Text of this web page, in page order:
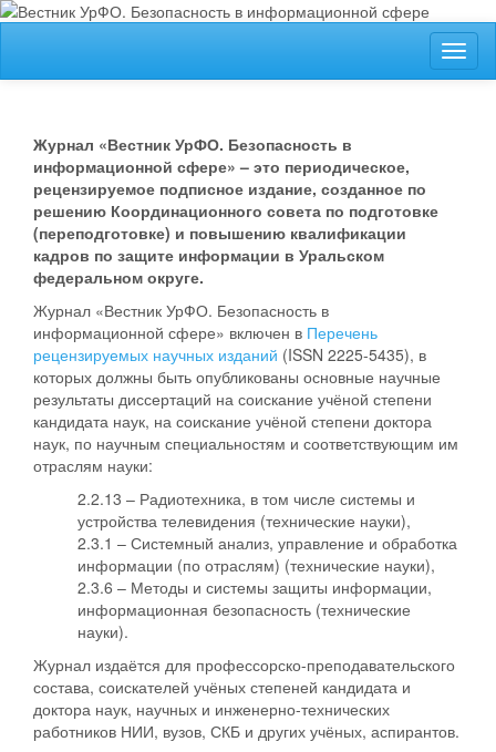
##plugins.themes.bootstrap3.accessible_menu.main_content##
Журнал «Вестник УрФО. Безопасность в
информационной сфере» – это периодическое,
рецензируемое подписное издание, созданное по
решению Координационного совета по подготовке
(переподготовке) и повышению квалификации
кадров по защите информации в Уральском
федеральном округе.
Журнал «Вестник УрФО. Безопасность в
информационной сфере» включен в Перечень
рецензируемых научных изданий (ISSN 2225-5435), в
которых должны быть опубликованы основные научные
результаты диссертаций на соискание учёной степени
кандидата наук, на соискание учёной степени доктора
наук, по научным специальностям и соответствующим им
отраслям науки:
2.2.13 – Радиотехника, в том числе системы и
устройства телевидения (технические науки),
2.3.1 – Системный анализ, управление и обработка
информации (по отраслям) (технические науки),
2.3.6 – Методы и системы защиты информации,
информационная безопасность (технические
науки).
Журнал издаётся для профессорско-преподавательского
состава, соискателей учёных степеней кандидата и
доктора наук, научных и инженерно-технических
работников НИИ, вузов, СКБ и других учёных, аспирантов.